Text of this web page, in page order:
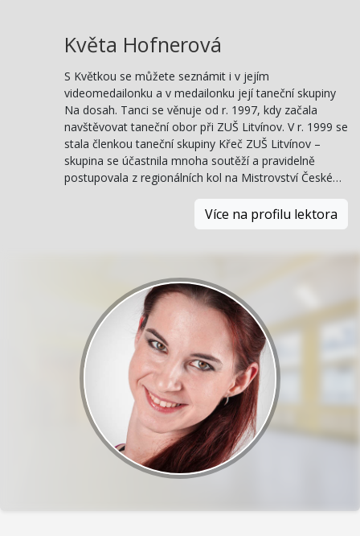
Květa Hofnerová
S Květkou se můžete seznámit i v jejím
videomedailonku a v medailonku její taneční skupiny
Na dosah. Tanci se věnuje od r. 1997, kdy začala
navštěvovat taneční obor při ZUŠ Litvínov. V r. 1999 se
stala členkou taneční skupiny Křeč ZUŠ Litvínov –
skupina se účastnila mnoha soutěží a pravidelně
postupovala z regionálních kol na Mistrovství České…
Více na profilu lektora